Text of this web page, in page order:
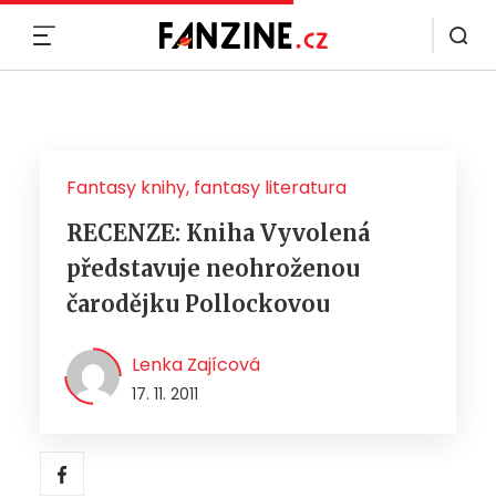
Fantasy knihy, fantasy literatura
RECENZE: Kniha Vyvolená
představuje neohroženou
čarodějku Pollockovou
Lenka Zajícová
17. 11. 2011